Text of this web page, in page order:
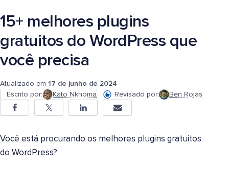
15+ melhores plugins
gratuitos do WordPress que
você precisa
Atualizado em 17 de junho de 2024
Escrito por:
Kato Nkhoma Revisado por: Ben Rojas
Você está procurando os melhores plugins gratuitos
do WordPress?